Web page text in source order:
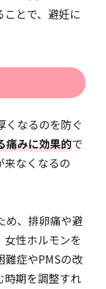
とで、避妊に
くなるのを防ぐ
痛みに効果的で
来なくなるの
め、排卵痛や避
性ホルモンを
難症やPMSの改
時期を調整すれ